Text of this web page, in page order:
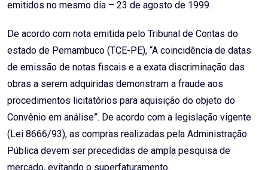
emitidos no mesmo dia – 23 de agosto de 1999.
De acordo com nota emitida pelo Tribunal de Contas do
estado de Pernambuco (TCE-PE), “A coincidência de datas
de emissão de notas fiscais e a exata discriminação das
obras a serem adquiridas demonstram a fraude aos
procedimentos licitatórios para aquisição do objeto do
Convênio em análise”. De acordo com a legislação vigente
(Lei 8666/93), as compras realizadas pela Administração
Pública devem ser precedidas de ampla pesquisa de
mercado, evitando o superfaturamento.